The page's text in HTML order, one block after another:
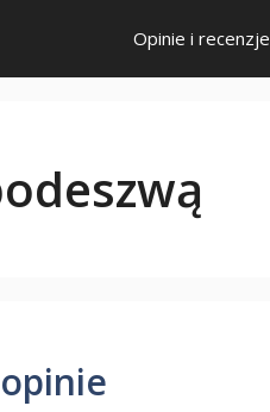
Opinie i recenzje